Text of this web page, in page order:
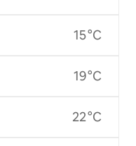
15 °C
19 °C
22 °C